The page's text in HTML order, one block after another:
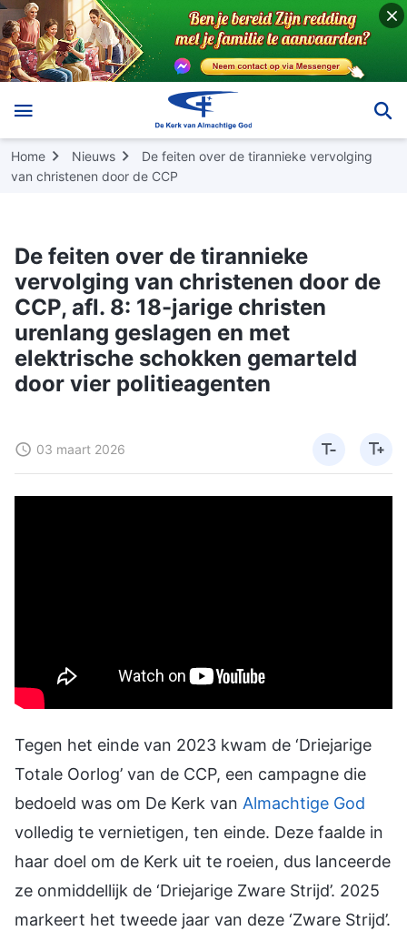
Home Nieuws
De feiten over de tirannieke vervolging
van christenen door de CCP
De feiten over de tirannieke
vervolging van christenen door de
CCP, afl. 8: 18-jarige christen
urenlang geslagen en met
elektrische schokken gemarteld
door vier politieagenten
03 maart 2026
Tegen het einde van 2023 kwam de ‘Driejarige
Totale Oorlog’ van de CCP, een campagne die
bedoeld was om De Kerk van Almachtige God
volledig te vernietigen, ten einde. Deze faalde in
haar doel om de Kerk uit te roeien, dus lanceerde
ze onmiddellijk de ‘Driejarige Zware Strijd’. 2025
markeert het tweede jaar van deze ‘Zware Strijd’.